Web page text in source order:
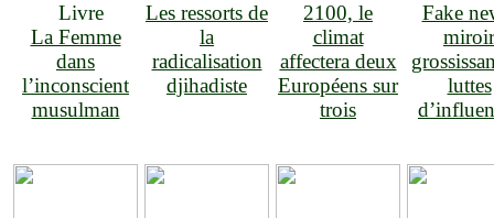
Livre
La Femme
dans
l’inconscient
musulman
Les ressorts de
la
radicalisation
djihadiste
2100, le
climat
affectera deux
Européens sur
trois
Fake
miroir
luttes